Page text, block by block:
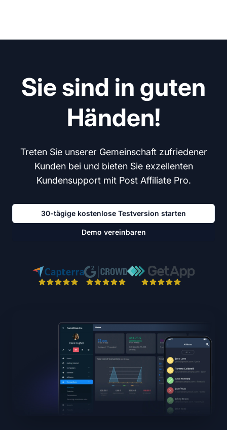
Sie sind in guten
Händen!
Treten Sie unserer Gemeinschaft zufriedener
Kunden bei und bieten Sie exzellenten
Kundensupport mit Post Affiliate Pro.
30-tägige kostenlose Testversion starten
Demo vereinbaren